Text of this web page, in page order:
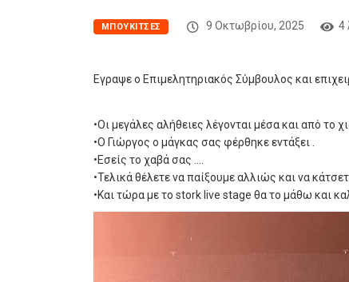
MΠΟΥΚΊΤΣΕΣ 9 Οκτωβρίου, 2025 4
Εγραψε ο Επιμελητηριακός Σύμβουλος και
•Οι μεγάλες αλήθειες λέγονται μέσα και από το
•Ο Γιώργος ο μάγκας σας φέρθηκε εντάξει .
•Εσείς το χαβά σας ….
•Τελικά θέλετε να παίξουμε αλλιώς και να
•Και τώρα με το stork live stage θα το μάθω και